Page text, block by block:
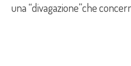
una “divagazione”che